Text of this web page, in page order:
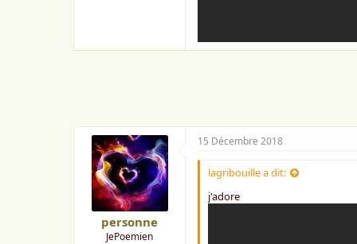
personne
JePoemien
15 Décembre 2018
lagribouille a dit:
j'adore